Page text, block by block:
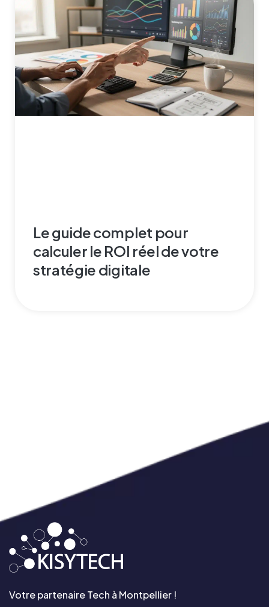
Le guide complet pour
calculer le ROI réel de votre
stratégie digitale
Votre partenaire Tech à Montpellier !